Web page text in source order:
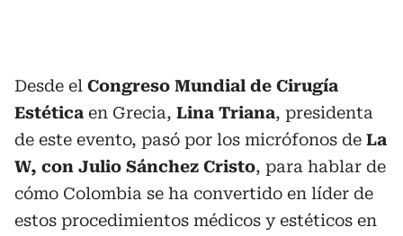
Desde el Congreso Mundial de Cirugía
Estética en Grecia, Lina Triana, presidenta
de este evento, pasó por los micrófonos de La
W, con Julio Sánchez Cristo, para hablar de
cómo Colombia se ha convertido en líder de
estos procedimientos médicos y estéticos en